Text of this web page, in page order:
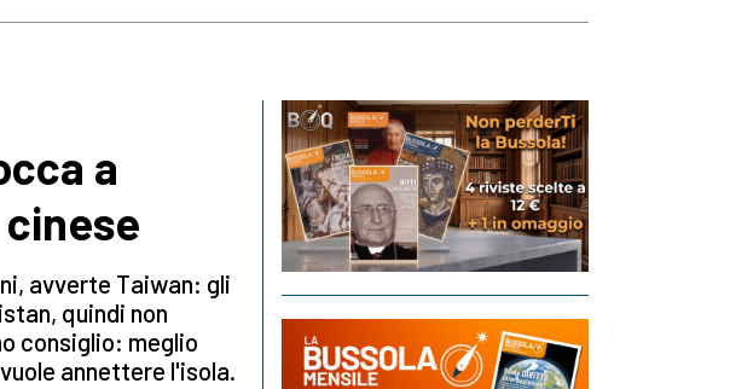
a
avverte Taiwan: gli
quindi non
consiglio: meglio
annettere l'isola.